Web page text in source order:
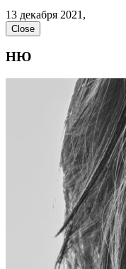
13 декабря 2021,
Close
НЮ